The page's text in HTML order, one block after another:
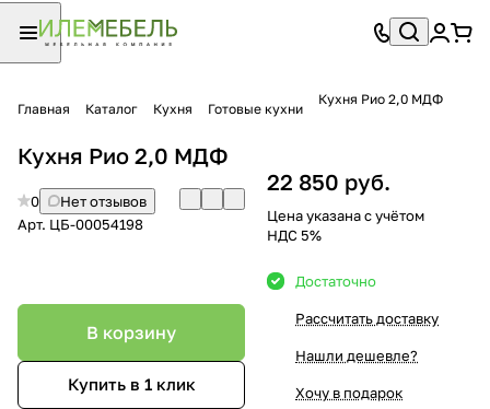
Главная Каталог Кухня Готовые кухни
Кухня Рио 2,0 МДФ
Кухня Рио 2,0 МДФ
0
Нет отзывов
Арт. ЦБ-00054198
В корзину
Купить в 1 клик
22 850 руб.
Цена указана с учётом
НДС 5%
Достаточно
Рассчитать доставку
Нашли дешевле?
Хочу в подарок